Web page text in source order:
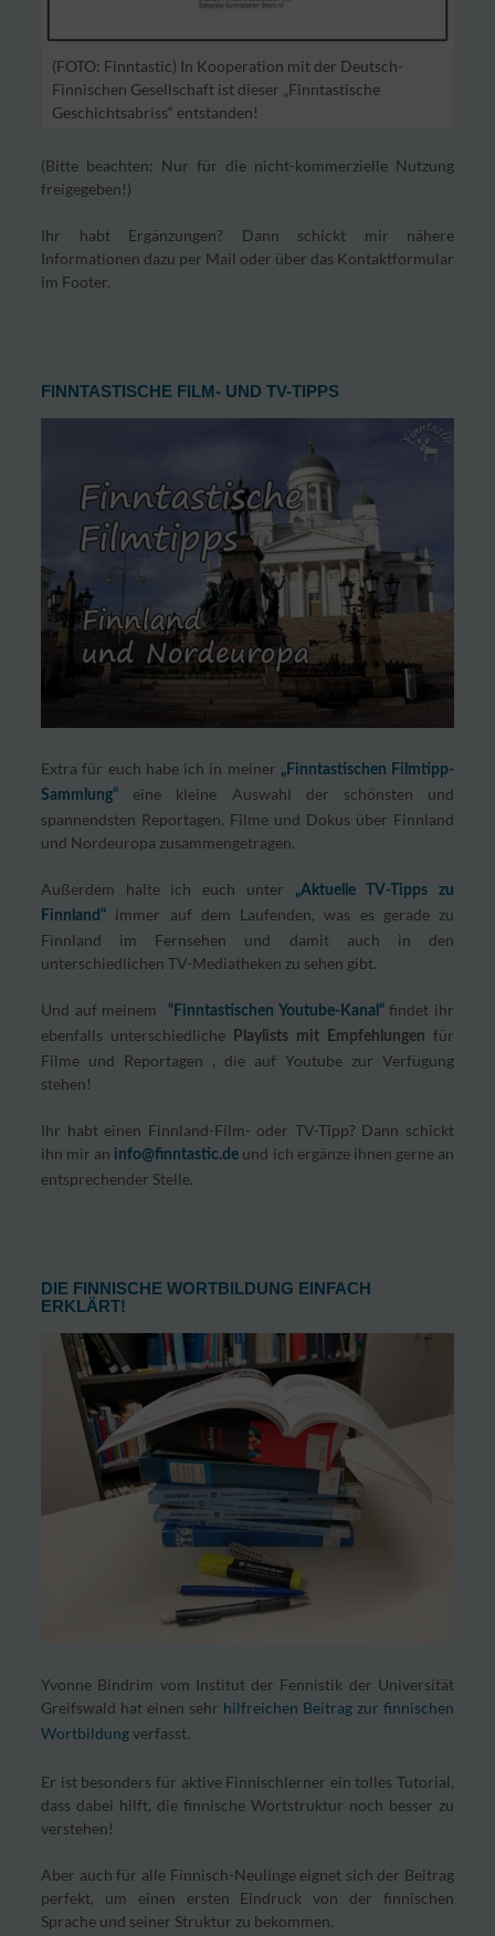
(FOTO: Finntastic) In Kooperation mit der Deutsch-
Finnischen Gesellschaft ist dieser „Finntastische
Geschichtsabriss“ entstanden!
(Bitte beachten: Nur für die nicht-kommerzielle Nutzung
freigegeben!)
Ihr habt Ergänzungen? Dann schickt mir nähere
Informationen dazu per Mail oder über das Kontaktformular
im Footer.
FINNTASTISCHE FILM- UND TV-TIPPS
Extra für euch habe ich in meiner „Finntastischen Filmtipp-
Sammlung“
eine kleine Auswahl der schönsten und
spannendsten Reportagen, Filme und Dokus über Finnland
und Nordeuropa zusammengetragen.
Außerdem halte ich euch unter
„Aktuelle TV-Tipps zu
Finnland“
immer auf dem Laufenden, was es gerade zu
Finnland im Fernsehen und damit auch in den
unterschiedlichen TV-Mediatheken zu sehen gibt.
Und auf meinem “Finntastischen Youtube-Kanal“findet ihr
ebenfalls unterschiedliche Playlists mit Empfehlungen für
Filme und Reportagen , die auf Youtube zur Verfügung
stehen!
Ihr habt einen Finnland-Film- oder TV-Tipp? Dann schickt
ihn mir an info@finntastic.de und ich ergänze ihnen gerne an
entsprechender Stelle.
DIE FINNISCHE WORTBILDUNG EINFACH
ERKLÄRT!
Yvonne Bindrim vom Institut der Fennistik der Universität
Greifswald hat einen sehr hilfreichen Beitrag zur finnischen
Wortbildungverfasst.
Er ist besonders für aktive Finnischlerner ein tolles Tutorial,
dass dabei hilft, die finnische Wortstruktur noch besser zu
verstehen!
Aber auch für alle Finnisch-Neulinge eignet sich der Beitrag
perfekt, um einen ersten Eindruck von der finnischen
Sprache und seiner Struktur zu bekommen.